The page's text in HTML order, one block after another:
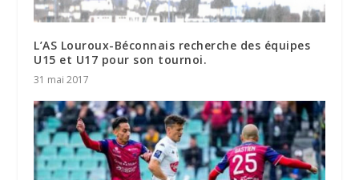
L’AS Louroux-Béconnais recherche des équipes
U15 et U17 pour son tournoi.
31 mai 2017